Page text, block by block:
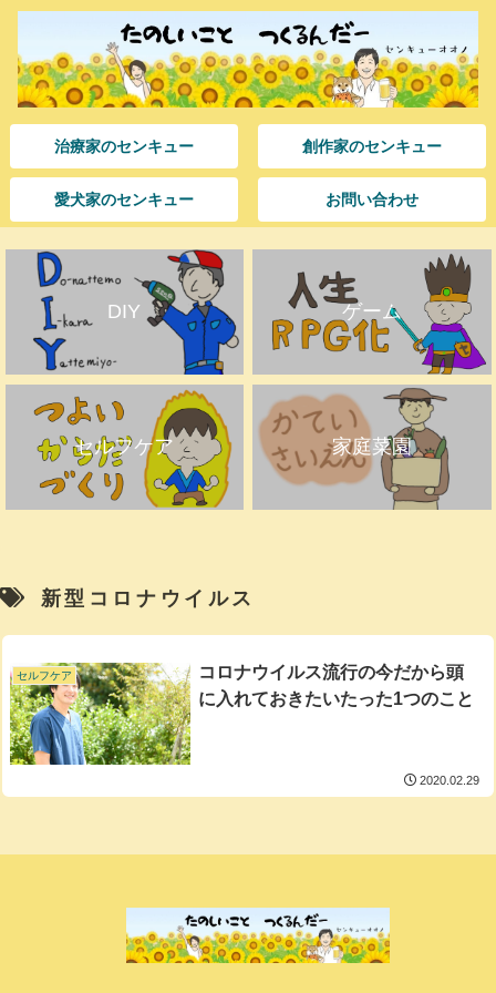
治療家のセンキュー 創作家のセンキュー
愛犬家のセンキュー お問い合わせ
DIY ゲーム
セルフケア 家庭菜園
新型コロナウイルス
セルフケア
コロナウイルス流行の今だから頭
に入れておきたいたった1つのこと
2020.02.29